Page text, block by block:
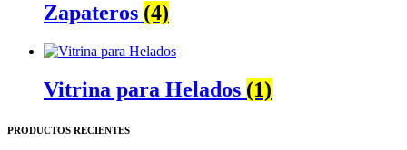
Zapateros (4)
Vitrina para Helados (1)
PRODUCTOS RECIENTES